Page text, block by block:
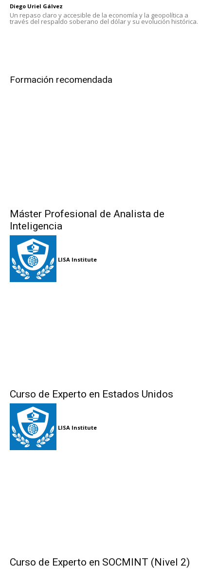
Diego Uriel Gálvez
Un repaso claro y accesible de la economía y la geopolítica a
través del respaldo soberano del dólar y su evolución histórica.
Formación recomendada
Máster Profesional de Analista de
Inteligencia
LISA Institute
Curso de Experto en Estados Unidos
LISA Institute
Curso de Experto en SOCMINT (Nivel 2)